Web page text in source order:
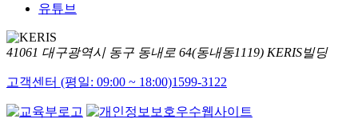
유튜브
41061 대구광역시 동구 동내로 64(동내동1119) KERIS빌딩
고객센터 (평일: 09:00 ~ 18:00)1599-3122